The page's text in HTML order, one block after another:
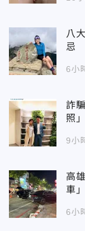
八
忌
6小
詐
照
9小
高
車
6小